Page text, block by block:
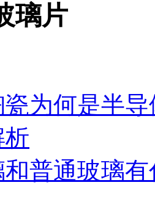
璃片
为何是半
普通玻璃